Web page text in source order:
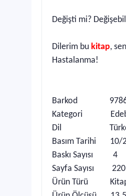
Değişti mi?
Dilerim bu kitap,
Hastalanma!
Barkod
Kategori
Dil
Basım Tarihi 10/
Baskı Sayısı 4
Sayfa Sayısı 220
Ürün Türü